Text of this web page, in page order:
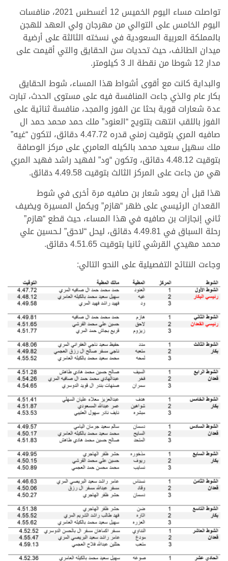
تواصلت مساء اليوم الخميس 12 أغسطس 2021، منافسات
اليوم الخامس على التوالي من مهرجان ولي العهد للهجن
بالمملكة العربية السعودية في نسخته الثالثة على أرضية
ميدان الطائف، حيث تحديات سن الحقايق والتي أقيمت على
مدار 12 شوطا من نقطة الـ 3 كيلومتر.
والبداية كانت مع أقوى أشواط هذا المساء، شوط الحقايق
بكار عام والذي جاءت المنافسة فيه على مستوى الحدث، تبارت
عدة شعارات قوية بحثا عن الفوز والمجد، منافسة ثنائية على
الفوز باللقب انتهت بتتويج “العنود” ملك حمد محمد حمد ال
صافيه المري بتوقيت زمني قدره 4.47.72 دقائق، لتكون “غيه”
ملك سهيل سعيد محمد بالكيله العامري على مركز الوصافة
بتوقيت 4.48.12 دقائق، وتكون “ود” لفهيد راشد فهيد المري
هي من جاءت على المركز الثالث بتوقيت 4.49.58 دقائق.
هذا قبل أن يعود شعار بن صافيه مرة أخرى في شوط
القعدان الرئيسي على ظهر “هازم” ويكمل المسيرة ويضيف
ثاني إنجازات بن صافيه في هذا المساء، حيث قطع “هازم”
رحلة السباق في 4.49.81 دقائق، ليحل “لاحق” لـحسين علي
محمد مهيدي القرشي ثانيا بتوقيت 4.51.65 دقائق.
وجاءت النتائج التفصيلية على النحو التالي: